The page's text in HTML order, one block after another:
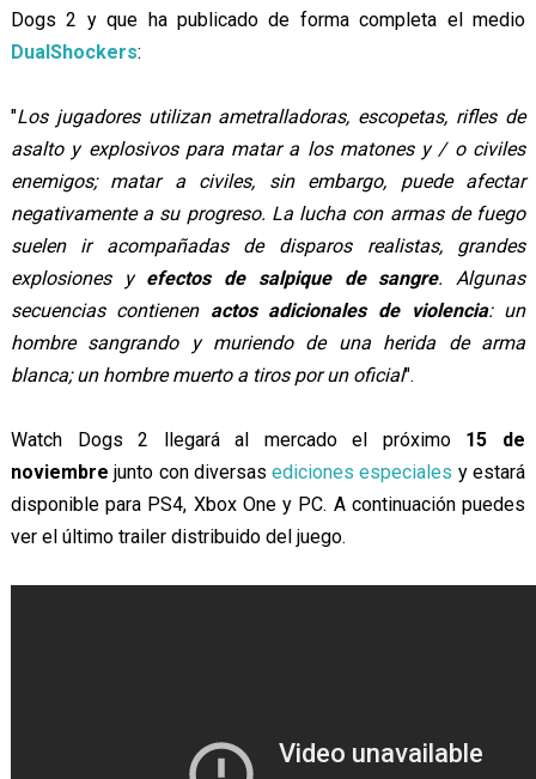
Dogs 2 y que ha publicado de forma completa el medio
DualShockers:
"Los jugadores utilizan ametralladoras, escopetas, rifles de
asalto y explosivos para matar a los matones y / o civiles
enemigos; matar a civiles, sin embargo, puede afectar
negativamente a su progreso. La lucha con armas de fuego
suelen ir acompañadas de disparos realistas, grandes
explosiones y efectos de salpique de sangre. Algunas
secuencias contienen actos adicionales de violencia: un
hombre sangrando y muriendo de una herida de arma
blanca; un hombre muerto a tiros por un oficial".
Watch Dogs 2 llegará al mercado el próximo15 de
noviembre junto con diversasediciones especiales y estará
disponible para PS4, Xbox One y PC. A continuación puedes
ver el último trailer distribuido del juego.